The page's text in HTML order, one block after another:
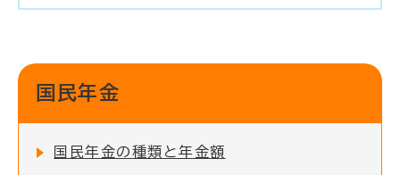
国民年金
国民年金の種類と年金額